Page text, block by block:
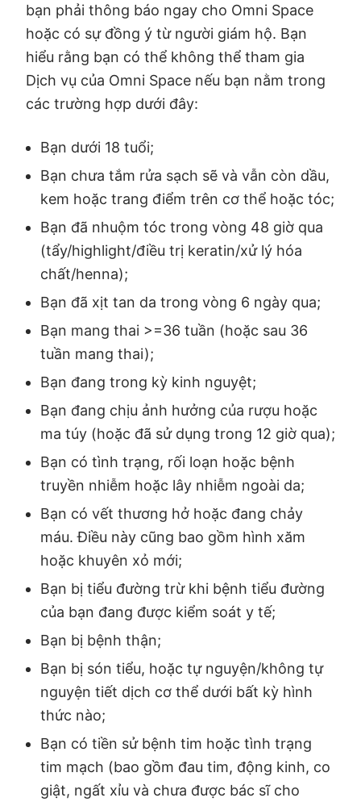
bạn phải thông báo ngay cho Omni Space
hoặc có sự đồng ý từ người giám hộ. Bạn
hiểu rằng bạn có thể không thể tham gia
Dịch vụ của Omni Space nếu bạn nằm trong
các trường hợp dưới đây:
Bạn dưới 18 tuổi;
Bạn chưa tắm rửa sạch sẽ và vẫn còn dầu,
kem hoặc trang điểm trên cơ thể hoặc tóc;
Bạn đã nhuộm tóc trong vòng 48 giờ qua
(tẩy/highlight/điều trị keratin/xử lý hóa
chất/henna);
Bạn đã xịt tan da trong vòng 6 ngày qua;
Bạn mang thai >=36 tuần (hoặc sau 36
tuần mang thai);
Bạn đang trong kỳ kinh nguyệt;
Bạn đang chịu ảnh hưởng của rượu hoặc
ma túy (hoặc đã sử dụng trong 12 giờ qua);
Bạn có tình trạng, rối loạn hoặc bệnh
truyền nhiễm hoặc lây nhiễm ngoài da;
Bạn có vết thương hở hoặc đang chảy
máu. Điều này cũng bao gồm hình xăm
hoặc khuyên xỏ mới;
Bạn bị tiểu đường trừ khi bệnh tiểu đường
của bạn đang được kiểm soát y tế;
Bạn bị bệnh thận;
Bạn bị són tiểu, hoặc tự nguyện/không tự
nguyện tiết dịch cơ thể dưới bất kỳ hình
thức nào;
Bạn có tiền sử bệnh tim hoặc tình trạng
tim mạch (bao gồm đau tim, động kinh, co
giật, ngất xỉu và chưa được bác sĩ cho